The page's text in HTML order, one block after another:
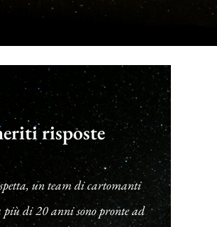
risposte
un team di cartomanti
più di 20 anni sono pronte ad